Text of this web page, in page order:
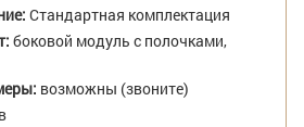
Стандартная комплектация
боковой модуль с полочками,
возможны (звоните)